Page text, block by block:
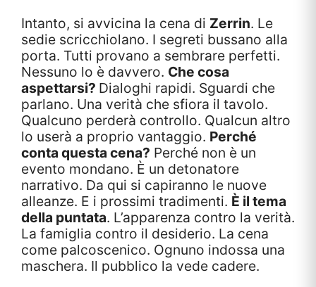
Intanto, si avvicina la cena di Zerrin. Le
sedie scricchiolano. I segreti bussano alla
porta. Tutti provano a sembrare perfetti.
Nessuno lo è davvero. Che cosa
aspettarsi? Dialoghi rapidi. Sguardi che
parlano. Una verità che sfiora il tavolo.
Qualcuno perderà controllo. Qualcun altro
lo userà a proprio vantaggio. Perché
conta questa cena? Perché non è un
evento mondano. È un detonatore
narrativo. Da qui si capiranno le nuove
alleanze. E i prossimi tradimenti. È il tema
della puntata. L’apparenza contro la verità.
La famiglia contro il desiderio. La cena
come palcoscenico. Ognuno indossa una
maschera. Il pubblico la vede cadere.